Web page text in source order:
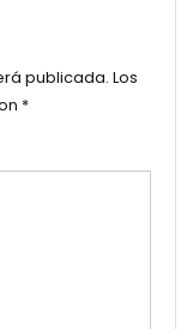
publicada. Los
*